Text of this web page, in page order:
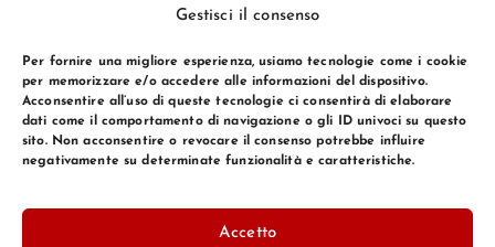
Gestisci il consenso
Per fornire una migliore esperienza, usiamo tecnologie come i cookie
per memorizzare e/o accedere alle informazioni del dispositivo.
Acconsentire all’uso di queste tecnologie ci consentirà di elaborare
dati come il comportamento di navigazione o gli ID univoci su questo
sito. Non acconsentire o revocare il consenso potrebbe influire
negativamente su determinate funzionalità e caratteristiche.
Accetto